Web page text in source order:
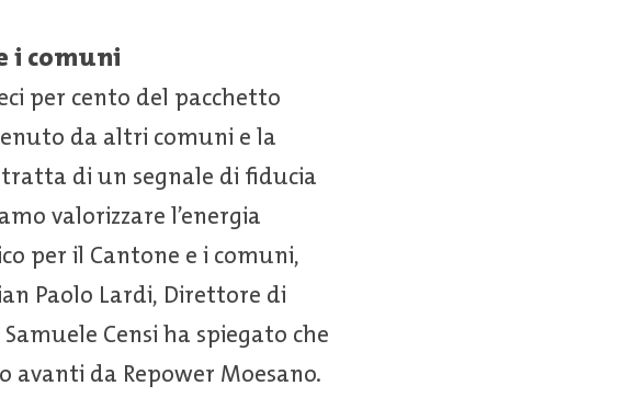
i comuni
per cento del pacchetto
da altri comuni e la
di un segnale di fiducia
valorizzare l’energia
per il Cantone e i comuni,
Paolo Lardi, Direttore di
Censi ha spiegato che
da Repower Moesano.